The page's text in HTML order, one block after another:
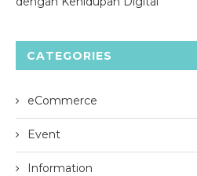
CATEGORIES
eCommerce
Event
Information